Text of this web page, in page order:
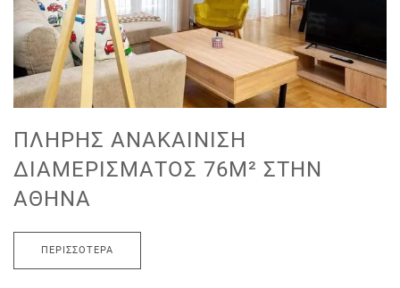
ΠΛΉΡΗΣ ΑΝΑΚΑΊΝΙΣΗ
ΔΙΑΜΕΡΊΣΜΑΤΟΣ 76M² ΣΤΗΝ
ΑΘΉΝΑ
ΠΕΡΙΣΣΌΤΕΡΑ